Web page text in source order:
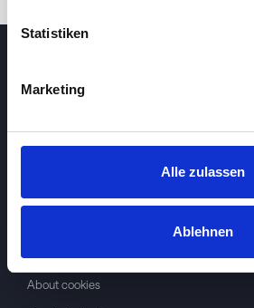
Statistiken
Marketing
Alle zulassen
Ablehnen
About cookies